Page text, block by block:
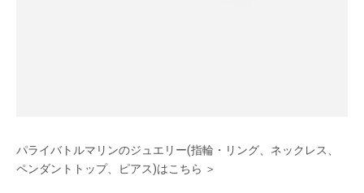
パライバトルマリンのジュエリー(指輪・リング、ネックレス、
ペンダントトップ、ピアス)はこちら ＞